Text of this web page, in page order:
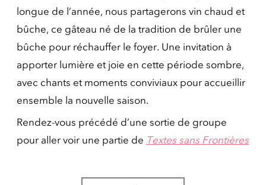
longue de l’année, nous partagerons vin chaud et
bûche, ce gâteau né de la tradition de brûler une
bûche pour réchauffer le foyer. Une invitation à
apporter lumière et joie en cette période sombre,
avec chants et moments conviviaux pour accueillir
ensemble la nouvelle saison.
Rendez-vous précédé d’une sortie de groupe
pour aller voir une partie de Textes sans Frontières